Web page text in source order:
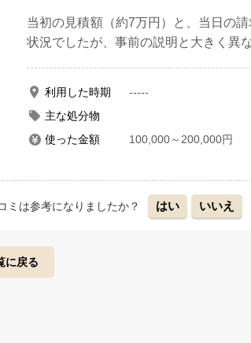
当初の見積額（約7万円）と、当日の
状況でしたが、事前の説明と大きく異
利用した時期
-----
主な処分物
使った金額
100,000～200,000円
ミは参考になりましたか？ はい いいえ
に戻る